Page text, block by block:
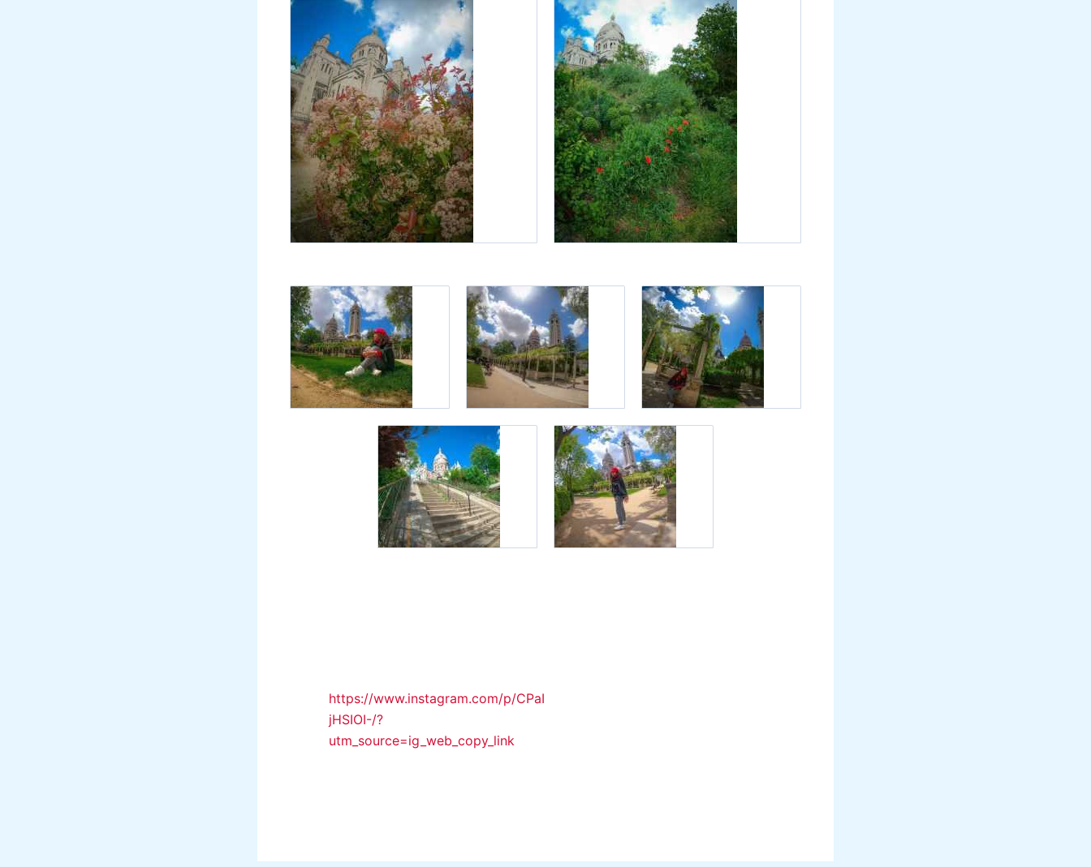
https://www.instagram.com/p/CPaI
jHSIOI-/?
utm_source=ig_web_copy_link